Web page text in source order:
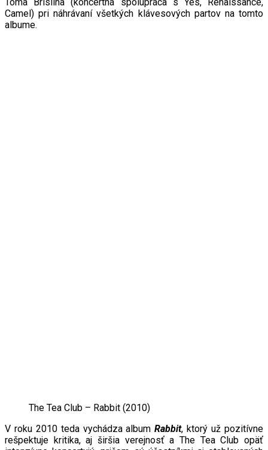
Camel) pri náhrávaní všetkých klávesových partov na tomto
albume.
The Tea Club ‎– Rabbit (2010)
V roku 2010 teda vychádza albumRabbit, ktorý už pozitívne
rešpektuje kritika, aj širšia verejnosť a The Tea Club opäť